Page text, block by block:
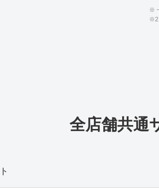
※
※2
全店舗共通